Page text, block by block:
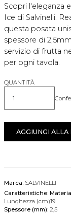
Scopri l'eleganza
Ice di Salvinelli.
questa posata
spessore di
servizio di frutta
per ogni tavola.
QUANTITÀ
Quantità
AGGIUNGI ALLA
Marca: SALVINELLI
Caratteristiche:
Lunghezza (cm)19
Spessore (mm): 2,5